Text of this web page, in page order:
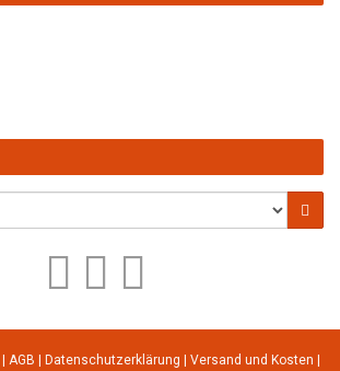
AGB Datenschutzerklärung Versand und Kosten